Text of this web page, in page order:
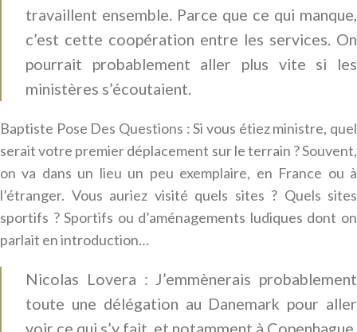
travaillent ensemble. Parce que ce qui manque,
c’est cette coopération entre les services. On
pourrait probablement aller plus vite si les
ministères s’écoutaient.
Baptiste Pose Des Questions : Si vous étiez ministre, quel
serait votre premier déplacement sur le terrain ? Souvent,
on va dans un lieu un peu exemplaire, en France ou à
l’étranger. Vous auriez visité quels sites ? Quels sites
sportifs ? Sportifs ou d’aménagements ludiques dont on
parlait en introduction…
Nicolas Lovera : J’emmènerais probablement
toute une délégation au Danemark pour aller
voir ce qui s’y fait, et notamment à Copenhague.